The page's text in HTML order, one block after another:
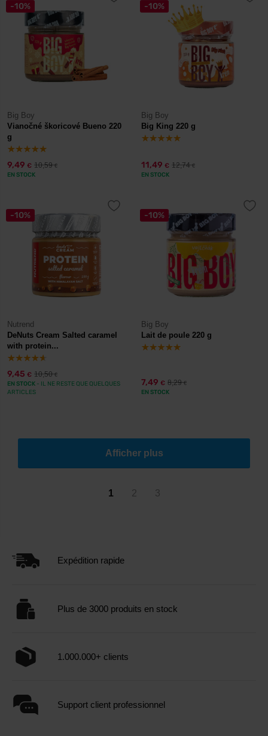
-10%
Big Boy
Vianočné škoricové Bueno 220
g
9,49 € 10,59€
EN STOCK
-10%
Big Boy
Big King 220 g
11,49 € 12,74€
EN STOCK
-10%
Nutrend
DeNuts Cream Salted caramel
with protein...
9,45 € 10,50€
EN STOCK - IL NE RESTE QUE QUELQUES
ARTICLES
-10%
Big Boy
Lait de poule 220 g
7,49 € 8,29€
EN STOCK
Afficher plus
1 2 3
Expédition rapide
Plus de 3000 produits en stock
1.000.000+ clients
Support client professionnel